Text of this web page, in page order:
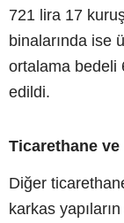
721 lira 17
binalarında ise
ortalama bedeli
edildi.
Ticarethane ve
Diğer
karkas